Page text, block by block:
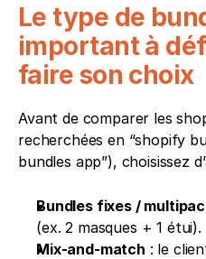
Le type de
important à
faire son choix
Avant de comparer les
recherchées en “shopify
bundles app”), choisissez
Bundles fixes /
(ex. 2 masques + 1 étui).
Mix-and-match : le